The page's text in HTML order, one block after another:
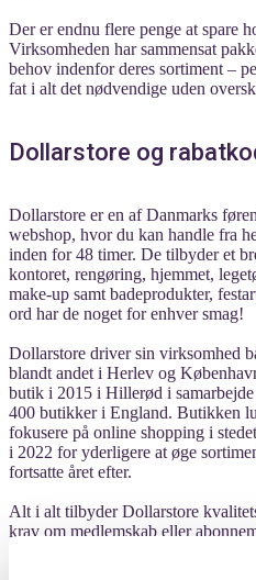
Der er endnu flere penge at spare
Virksomheden har sammensat
behov indenfor deres sortiment –
fat i alt det nødvendige uden
Dollarstore og
Dollarstore er en af Danmarks
webshop, hvor du kan handle fra
inden for 48 timer. De tilbyder et
kontoret, rengøring, hjemmet,
make-up samt badeprodukter,
ord har de noget for enhver smag!
Dollarstore driver sin virksomhed
blandt andet i Herlev og
butik i 2015 i Hillerød i
400 butikker i England. Butikken
fokusere på online shopping i
i 2022 for yderligere at øge
fortsatte året efter.
Alt i alt tilbyder Dollarstore
krav om medlemskab eller